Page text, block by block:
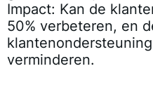
Impact: Kan de
50% verbeteren, en
verminderen.